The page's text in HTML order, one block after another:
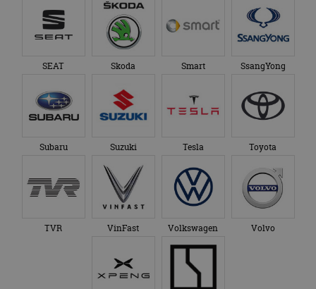
SEAT Skoda Smart SsangYong
Subaru Suzuki Tesla Toyota
TVR VinFast Volkswagen Volvo